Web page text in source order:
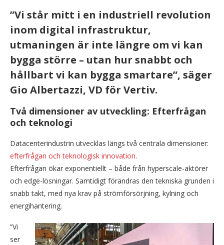
”Vi står mitt i en industriell revolution
inom digital infrastruktur,
utmaningen är inte längre om vi kan
bygga större – utan hur snabbt och
hållbart vi kan bygga smartare”, säger
Gio Albertazzi, VD för Vertiv.
Två dimensioner av utveckling: Efterfrågan
och teknologi
Datacenterindustrin utvecklas längs två centrala dimensioner:
efterfrågan och teknologisk innovation.
Efterfrågan ökar exponentiellt – både från hyperscale-aktörer
och edge-lösningar. Samtidigt förändras den tekniska grunden i
snabb takt, med nya krav på strömförsörjning, kylning och
energihantering.
”Vi
ser